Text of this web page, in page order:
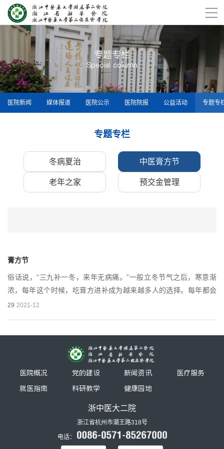
专题专栏
Special column
医院新闻 媒体报道 医院公示 医院院报 公益活动 专题专
专题专栏
冬病夏治 中医膏方节
老年之家 预交金管理
膏方节
俗话说，“三九补一冬，来年无病痛。”一般立冬节气之后，寒意渐
浓，每年这个时候，吃膏方进补成为越来越多人的选择。每年都会
有不少“膏方铁粉”来到浙江中医药大学附属第二医院（浙江省新华医
29 2021-12
医院概况 党的建设 新闻资讯
医疗服务
就医指南
科研教学 健康园地
浙中医大二院
浙江省杭州市潮王路318号
电话：